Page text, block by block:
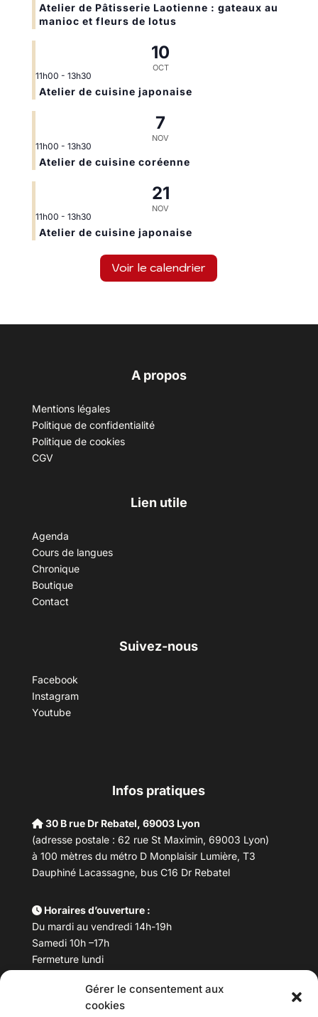
Gérer le consentement aux
cookies
Atelier de Pâtisserie Laotienne : gateaux au
manioc et fleurs de lotus
10
OCT
11h00 - 13h30
Atelier de cuisine japonaise
7
NOV
11h00 - 13h30
Atelier de cuisine coréenne
21
NOV
11h00 - 13h30
Atelier de cuisine japonaise
Voir le calendrier
A propos
Mentions légales
Politique de confidentialité
Politique de cookies
CGV
Lien utile
Agenda
Cours de langues
Chronique
Boutique
Contact
Suivez-nous
Facebook
Instagram
Youtube
Infos pratiques
30 B rue Dr Rebatel, 69003 Lyon
(adresse postale : 62 rue St Maximin, 69003 Lyon)
à 100 mètres du métro D Monplaisir Lumière, T3
Dauphiné Lacassagne, bus C16 Dr Rebatel
Horaires d’ouverture :
Du mardi au vendredi 14h-19h
Samedi 10h –17h
Fermeture lundi
Téléphone : 04 78 53 06 40
maisondesculturesasiatiques@asiexpo.com